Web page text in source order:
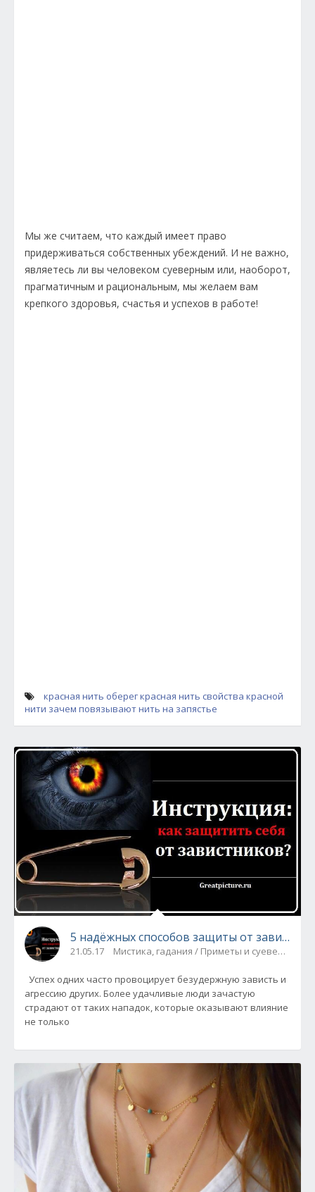
Мы же считаем, что каждый имеет право
придерживаться собственных убеждений. И не важно,
являетесь ли вы человеком суеверным или, наоборот,
прагматичным и рациональным, мы желаем вам
крепкого здоровья, счастья и успехов в работе!
красная нить оберег красная нить свойства красной
нити зачем повязывают нить на запястье
5 надёжных способов защиты от
21.05.17 Мистика, гадания / Приметы и суеверия
Успех одних часто провоцирует безудержную зависть и
агрессию других. Более удачливые люди зачастую
страдают от таких нападок, которые оказывают влияние
не только